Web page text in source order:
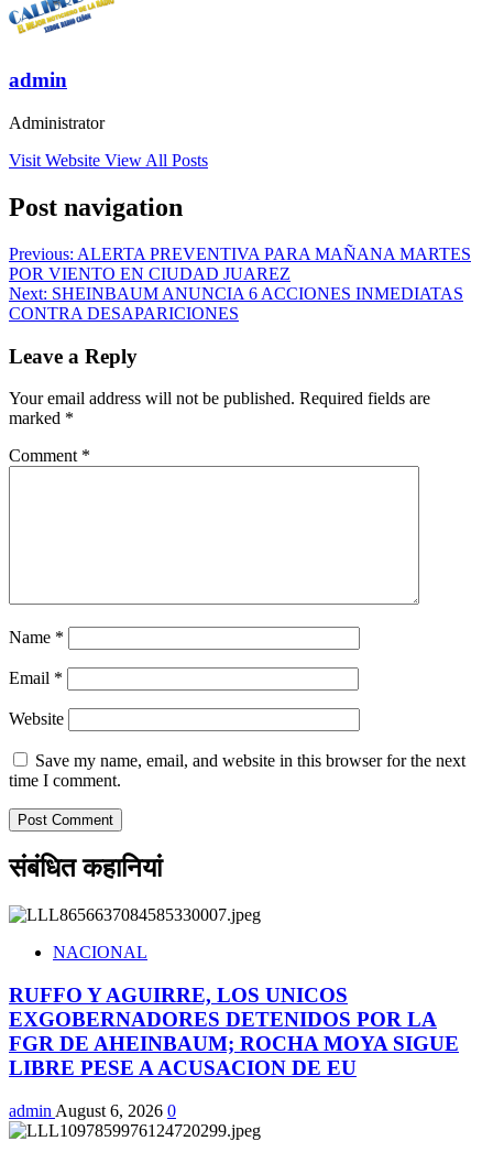
admin
Administrator
Visit Website View All Posts
Post navigation
Previous: ALERTA PREVENTIVA PARA MAÑANA MARTES
POR VIENTO EN CIUDAD JUAREZ
Next: SHEINBAUM ANUNCIA 6 ACCIONES INMEDIATAS
CONTRA DESAPARICIONES
Leave a Reply
Your email address will not be published. Required fields are
marked *
Comment *
Name *
Email *
Website
Save my name, email, and website in this browser for the next
time I comment.
संबंधित कहानियां
NACIONAL
RUFFO Y AGUIRRE, LOS UNICOS
EXGOBERNADORES DETENIDOS POR LA
FGR DE AHEINBAUM; ROCHA MOYA SIGUE
LIBRE PESE A ACUSACION DE EU
admin August 6, 2026 0